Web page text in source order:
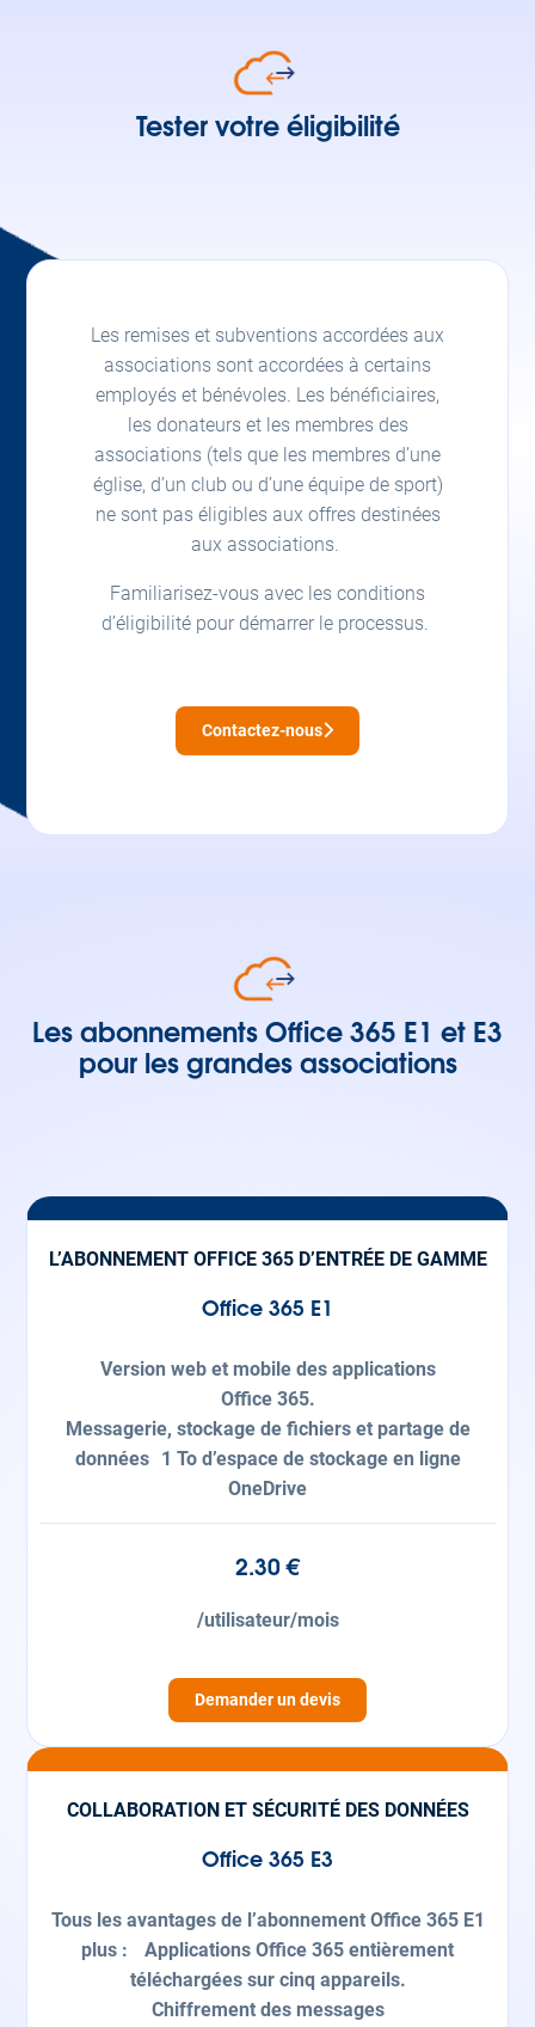
Tester votre éligibilité
Les remises et subventions accordées aux
associations sont accordées à certains
employés et bénévoles. Les bénéficiaires,
les donateurs et les membres des
associations (tels que les membres d’une
église, d’un club ou d’une équipe de sport)
ne sont pas éligibles aux offres destinées
aux associations.
Familiarisez-vous avec les conditions
d’éligibilité pour démarrer le processus.
Contactez-nous
Les abonnements Office 365 E1 et E3
pour les grandes associations
L’ABONNEMENT OFFICE 365 D’ENTRÉE DE GAMME
Office 365 E1
Version web et mobile des applications
Office 365.
Messagerie, stockage de fichiers et partage de
données 1 To d’espace de stockage en ligne
OneDrive
2.30 €
/utilisateur/mois
Demander un devis
COLLABORATION ET SÉCURITÉ DES DONNÉES
Office 365 E3
Tous les avantages de l’abonnement Office 365 E1
plus : Applications Office 365 entièrement
téléchargées sur cinq appareils.
Chiffrement des messages